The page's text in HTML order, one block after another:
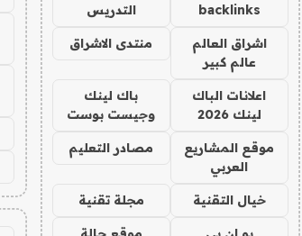
backlinks التدريس
اشراق العالم
عالم كبير
منتدى الاشراق
اعلانات الباك
لينك 2026
باك لينك
وجيست بوست
موقع المشاريع
العربي
مصادر التعليم
خيال التقنية مجلة تقنية